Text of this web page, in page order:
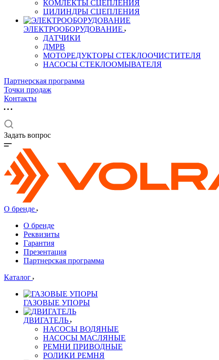
КОМЛЕКТЫ СЦЕПЛЕНИЯ
ЦИЛИНДРЫ СЦЕПЛЕНИЯ
ЭЛЕКТРООБОРУДОВАНИЕ
ДАТЧИКИ
ДМРВ
МОТОРЕДУКТОРЫ СТЕКЛООЧИСТИТЕЛЯ
НАСОСЫ СТЕКЛООМЫВАТЕЛЯ
Партнерская программа
Точки продаж
Контакты
Задать вопрос
О бренде
О бренде
Реквизиты
Гарантия
Презентация
Партнерская программа
Каталог
ГАЗОВЫЕ УПОРЫ
ДВИГАТЕЛЬ
НАСОСЫ ВОДЯНЫЕ
НАСОСЫ МАСЛЯНЫЕ
РЕМНИ ПРИВОДНЫЕ
РОЛИКИ РЕМНЯ